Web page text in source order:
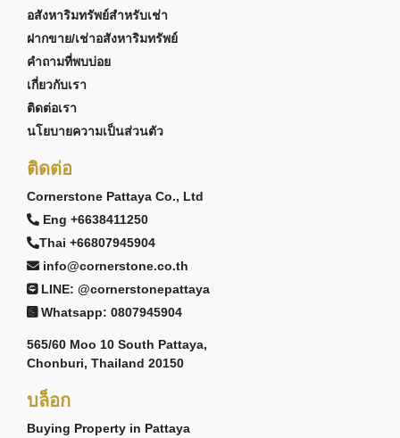
อสังหาริมทรัพย์สำหรับเช่า
ฝากขาย/เช่าอสังหาริมทรัพย์
คำถามที่พบบ่อย
เกี่ยวกับเรา
ติดต่อเรา
นโยบายความเป็นส่วนตัว
ติดต่อ
Cornerstone Pattaya Co., Ltd
Eng +6638411250
Thai +66807945904
info@cornerstone.co.th
LINE: @cornerstonepattaya
Whatsapp: 0807945904
565/60 Moo 10 South Pattaya,
Chonburi, Thailand 20150
บล็อก
Buying Property in Pattaya